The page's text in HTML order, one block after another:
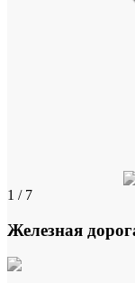
1 / 7
Железная